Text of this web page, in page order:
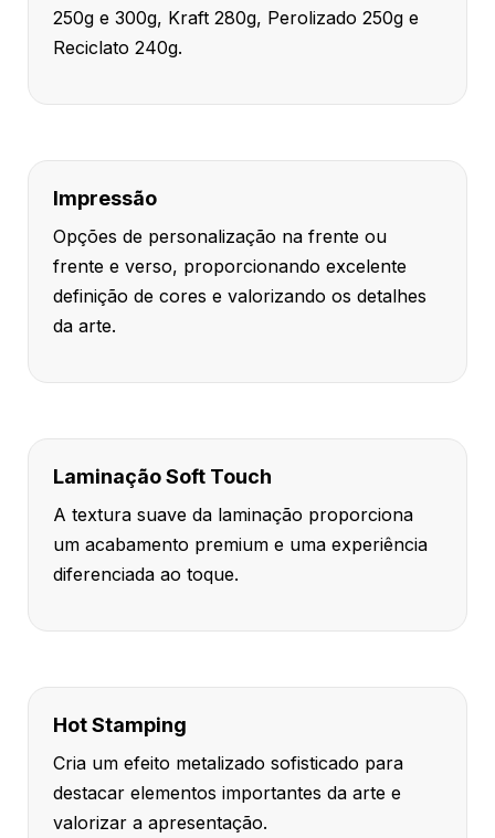
250g e 300g, Kraft 280g, Perolizado 250g e
Reciclato 240g.
Impressão
Opções de personalização na frente ou
frente e verso, proporcionando excelente
definição de cores e valorizando os detalhes
da arte.
Laminação Soft Touch
A textura suave da laminação proporciona
um acabamento premium e uma experiência
diferenciada ao toque.
Hot Stamping
Cria um efeito metalizado sofisticado para
destacar elementos importantes da arte e
valorizar a apresentação.